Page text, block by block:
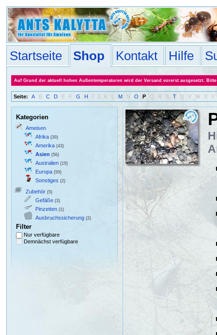
Startseite Shop Kontakt Hilfe
Auf Grund der aktuell hohen Außentemperaturen wird der Versand vorerst ausgesetzt.
Seite: A B C D E F G H I J K L M N O P Q R S T U V W X Y
Kategorien
Ameisen
Afrika (30)
Amerika (43)
Asien (56)
Australien (19)
Europa (50)
Sonstiges (2)
Zubehör (5)
Gefäße (3)
Pinzetten (1)
Ausbruchssicherung (2)
Filter
Nur verfügbare
Demnächst verfügbare